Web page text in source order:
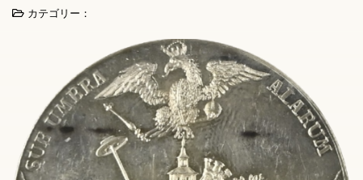
カテゴリー：